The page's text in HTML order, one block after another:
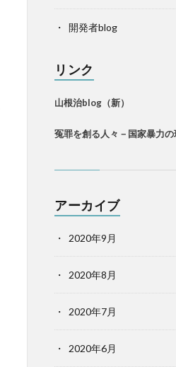
開発者blog
リンク
山根治blog（新）
冤罪を創る人々－国家暴力
アーカイブ
2020年9月
2020年8月
2020年7月
2020年6月